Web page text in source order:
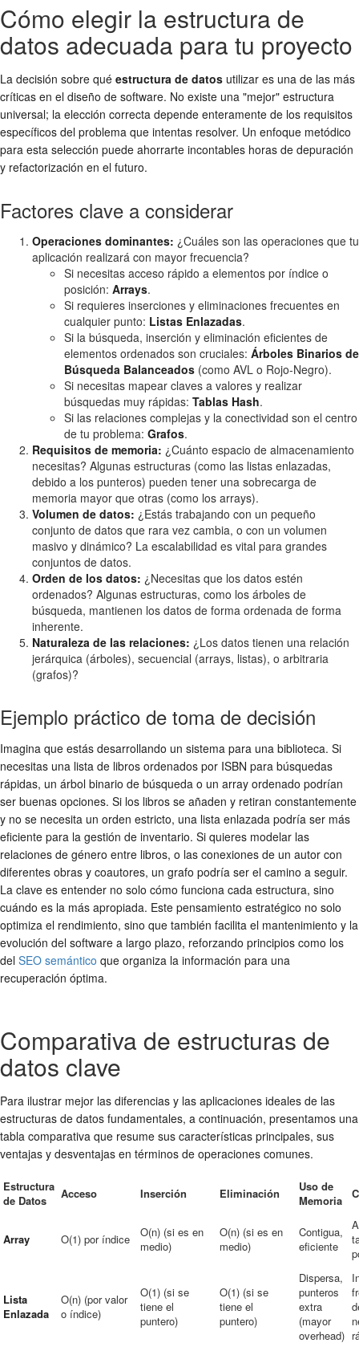
Cómo elegir la estructura de
datos adecuada para tu proyecto
La decisión sobre qué estructura de datos utilizar es una de las más
críticas en el diseño de software. No existe una "mejor" estructura
universal; la elección correcta depende enteramente de los requisitos
específicos del problema que intentas resolver. Un enfoque metódico
para esta selección puede ahorrarte incontables horas de depuración
y refactorización en el futuro.
Factores clave a considerar
Operaciones dominantes: ¿Cuáles son las operaciones que tu
aplicación realizará con mayor frecuencia?
Si necesitas acceso rápido a elementos por índice o
posición: Arrays.
Si requieres inserciones y eliminaciones frecuentes en
cualquier punto: Listas Enlazadas.
Si la búsqueda, inserción y eliminación eficientes de
elementos ordenados son cruciales: Árboles Binarios de
Búsqueda Balanceados (como AVL o Rojo-Negro).
Si necesitas mapear claves a valores y realizar
búsquedas muy rápidas: Tablas Hash.
Si las relaciones complejas y la conectividad son el centro
de tu problema: Grafos.
Requisitos de memoria: ¿Cuánto espacio de almacenamiento
necesitas? Algunas estructuras (como las listas enlazadas,
debido a los punteros) pueden tener una sobrecarga de
memoria mayor que otras (como los arrays).
Volumen de datos: ¿Estás trabajando con un pequeño
conjunto de datos que rara vez cambia, o con un volumen
masivo y dinámico? La escalabilidad es vital para grandes
conjuntos de datos.
Orden de los datos: ¿Necesitas que los datos estén
ordenados? Algunas estructuras, como los árboles de
búsqueda, mantienen los datos de forma ordenada de forma
inherente.
Naturaleza de las relaciones: ¿Los datos tienen una relación
jerárquica (árboles), secuencial (arrays, listas), o arbitraria
(grafos)?
Ejemplo práctico de toma de decisión
Imagina que estás desarrollando un sistema para una biblioteca. Si
necesitas una lista de libros ordenados por ISBN para búsquedas
rápidas, un árbol binario de búsqueda o un array ordenado podrían
ser buenas opciones. Si los libros se añaden y retiran constantemente
y no se necesita un orden estricto, una lista enlazada podría ser más
eficiente para la gestión de inventario. Si quieres modelar las
relaciones de género entre libros, o las conexiones de un autor con
diferentes obras y coautores, un grafo podría ser el camino a seguir.
La clave es entender no solo cómo funciona cada estructura, sino
cuándo es la más apropiada. Este pensamiento estratégico no solo
optimiza el rendimiento, sino que también facilita el mantenimiento y la
evolución del software a largo plazo, reforzando principios como los
del SEO semántico que organiza la información para una
recuperación óptima.
Comparativa de estructuras de
datos clave
Para ilustrar mejor las diferencias y las aplicaciones ideales de las
estructuras de datos fundamentales, a continuación, presentamos una
tabla comparativa que resume sus características principales, sus
ventajas y desventajas en términos de operaciones comunes.
Estructura
de Datos
Acceso Inserción Eliminación
Uso de
Memoria
Array O(1) por índice
O(n) (si es en
medio)
O(n) (si es en
medio)
Contigua,
eficiente
Lista
Enlazada
O(n) (por valor
o índice)
O(1) (si se
tiene el
puntero)
O(1) (si se
tiene el
puntero)
Dispersa,
punteros
extra
(mayor
overhead)